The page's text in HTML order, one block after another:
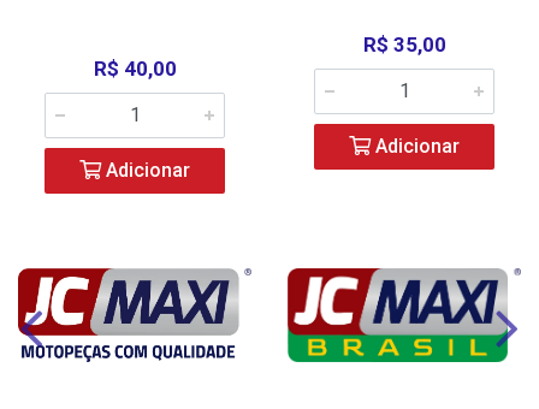
R$ 40,00
Adicionar
R$ 35,00
Adicionar